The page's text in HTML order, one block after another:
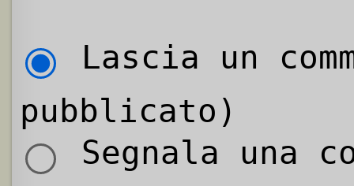
Lascia un
pubblicato)
Segnala una